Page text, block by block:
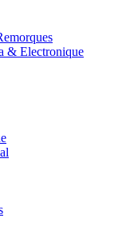
& Electronique